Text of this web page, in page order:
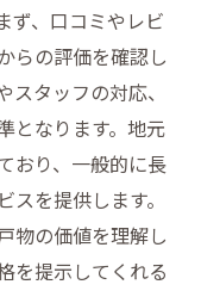
で実現するた
法
ップ
順
ず、口コミやレビ
らの評価を確認し
タッフの対応、
となります。地元
おり、一般的に長
を提供します。
物の価値を理解し
を提示してくれる